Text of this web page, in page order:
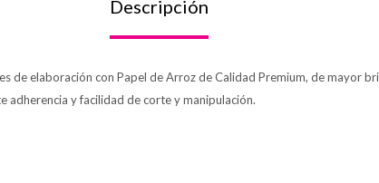
Descripción
de elaboración con Papel de Arroz de Calidad Premium, de mayor
adherencia y facilidad de corte y manipulación.